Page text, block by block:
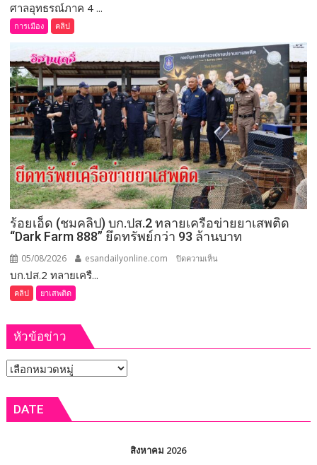
เปิด
งาน
เทศกาล
กิน
เงาะ
เมือง
เลย
ศาล
อุทธรณ์
ภาค 4 มี
คำ
สั่ง
ให้
จัดการ
เลือก
ตั้ง
นายก
อบจ.ขอนแก่น
ใหม่
กกต.
ศาลอุทธรณ์ภาค 4 ...
การเมือง คลิป
ร้อยเอ็ด (ชมคลิป) บก.ปส.2 ทลายเครือข่ายยาเสพติด
“Dark Farm 888” ยึดทรัพย์กว่า 93 ล้านบาท
05/08/2026 esandailyonline.com ปิดความเห็น
เครือ
บก.ปส.2 ทลายเครื...
คลิป ยาเสพติด
หัวข้อข่าว
หัวข้อ
DATE
สิงหาคม 2026